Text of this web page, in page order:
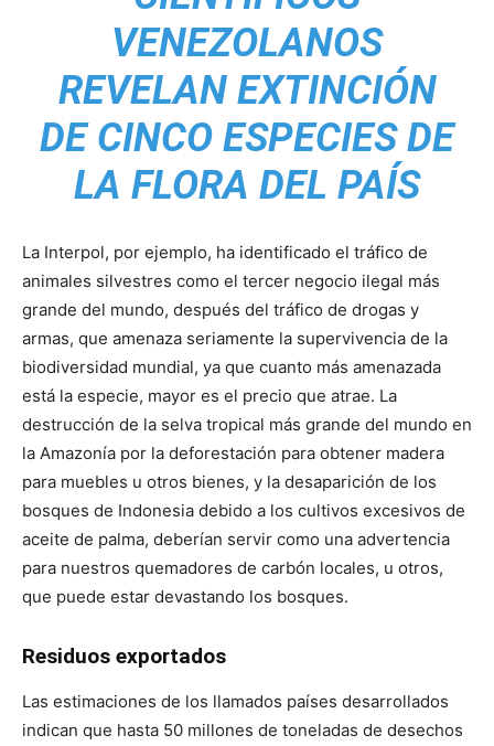
VENEZOLANOS
REVELAN EXTINCIÓN
DE CINCO ESPECIES DE
LA FLORA DEL PAÍS
La Interpol, por ejemplo, ha identificado el tráfico de
animales silvestres como el tercer negocio ilegal más
grande del mundo, después del tráfico de drogas y
armas, que amenaza seriamente la supervivencia de la
biodiversidad mundial, ya que cuanto más amenazada
está la especie, mayor es el precio que atrae. La
destrucción de la selva tropical más grande del mundo en
la Amazonía por la deforestación para obtener madera
para muebles u otros bienes, y la desaparición de los
bosques de Indonesia debido a los cultivos excesivos de
aceite de palma, deberían servir como una advertencia
para nuestros quemadores de carbón locales, u otros,
que puede estar devastando los bosques.
Residuos exportados
Las estimaciones de los llamados países desarrollados
indican que hasta 50 millones de toneladas de desechos